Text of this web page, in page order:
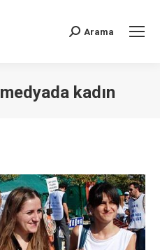
Arama
medyada kadın